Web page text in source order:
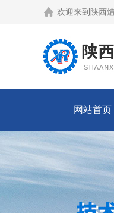
欢迎来到 陕西
网站首页